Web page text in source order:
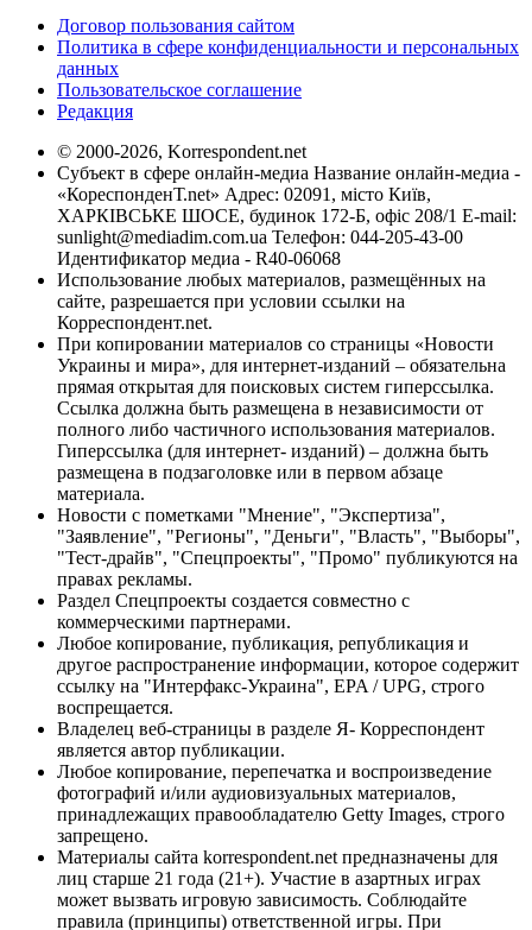
Договор пользования сайтом
Политика в сфере конфиденциальности и персональных
данных
Пользовательское соглашение
Редакция
© 2000-2026, Korrespondent.net
Субъект в сфере онлайн-медиа Название онлайн-медиа -
«КореспонденТ.net» Адрес: 02091, місто Київ,
ХАРКІВСЬКЕ ШОСЕ, будинок 172-Б, офіс 208/1 E-mail:
sunlight@mediadim.com.ua Телефон: 044-205-43-00
Идентификатор медиа - R40-06068
Использование любых материалов, размещённых на
сайте, разрешается при условии ссылки на
Корреспондент.net.
При копировании материалов со страницы «Новости
Украины и мира», для интернет-изданий – обязательна
прямая открытая для поисковых систем гиперссылка.
Ссылка должна быть размещена в независимости от
полного либо частичного использования материалов.
Гиперссылка (для интернет- изданий) – должна быть
размещена в подзаголовке или в первом абзаце
материала.
Новости с пометками "Мнение", "Экспертиза",
"Заявление", "Регионы", "Деньги", "Власть", "Выборы",
"Тест-драйв", "Спецпроекты", "Промо" публикуются на
правах рекламы.
Раздел Спецпроекты создается совместно с
коммерческими партнерами.
Любое копирование, публикация, републикация и
другое распространение информации, которое содержит
ссылку на "Интерфакс-Украина", EPA / UPG, строго
воспрещается.
Владелец веб-страницы в разделе Я- Корреспондент
является автор публикации.
Любое копирование, перепечатка и воспроизведение
фотографий и/или аудиовизуальных материалов,
принадлежащих правообладателю Getty Images, строго
запрещено.
Материалы сайта korrespondent.net предназначены для
лиц старше 21 года (21+). Участие в азартных играх
может вызвать игровую зависимость. Соблюдайте
правила (принципы) ответственной игры. При